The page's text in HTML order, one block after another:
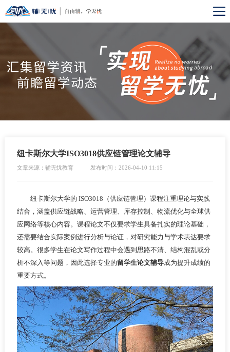
纽卡斯尔大学ISO3018供应链管理论文辅导
文章来源：辅无忧教育 发布时间：2026-04-10 11:15
纽卡斯尔大学的 ISO3018（供应链管理）课程注重理论与实践
结合，涵盖供应链战略、运营管理、库存控制、物流优化与全球供
应网络等核心内容。课程论文不仅要求学生具备扎实的理论基础，
还需要结合实际案例进行分析与论证，对研究能力与学术表达要求
较高。很多学生在论文写作过程中会遇到思路不清、结构混乱或分
析不深入等问题，因此选择专业的留学生论文辅导成为提升成绩的
重要方式。